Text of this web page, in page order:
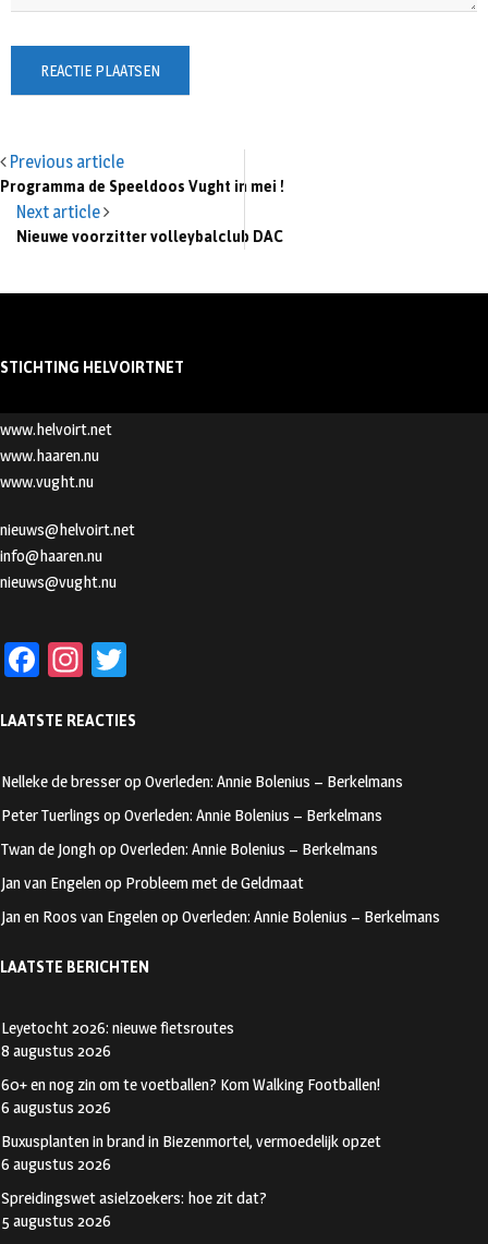
Previous article
Programma de Speeldoos Vught in mei !
Next article
Nieuwe voorzitter volleybalclub DAC
STICHTING HELVOIRTNET
www.helvoirt.net
www.haaren.nu
www.vught.nu
nieuws@helvoirt.net
info@haaren.nu
nieuws@vught.nu
Fa
b
oo
k
In
ag
m
tt
LAATSTE REACTIES
Nelleke de bresserop Overleden: Annie Bolenius – Berkelmans
Peter Tuerlings op Overleden: Annie Bolenius – Berkelmans
Twan de Jonghop Overleden: Annie Bolenius – Berkelmans
Jan van Engelenop Probleem met de Geldmaat
Jan en Roos van Engelenop Overleden: Annie Bolenius – Berkelmans
LAATSTE BERICHTEN
Leyetocht 2026: nieuwe fietsroutes
8 augustus 2026
60+ en nog zin om te voetballen? Kom Walking Footballen!
6 augustus 2026
Buxusplanten in brand in Biezenmortel, vermoedelijk opzet
6 augustus 2026
Spreidingswet asielzoekers: hoe zit dat?
5 augustus 2026